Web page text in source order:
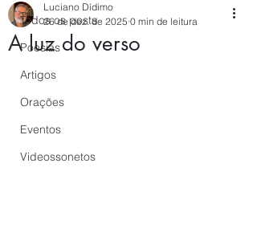
Todos os posts
Poesias
Artigos
Orações
Eventos
Videossonetos
A luz do verso
Luciano Dídimo
26 de dez. de 2025 0 min de leitura